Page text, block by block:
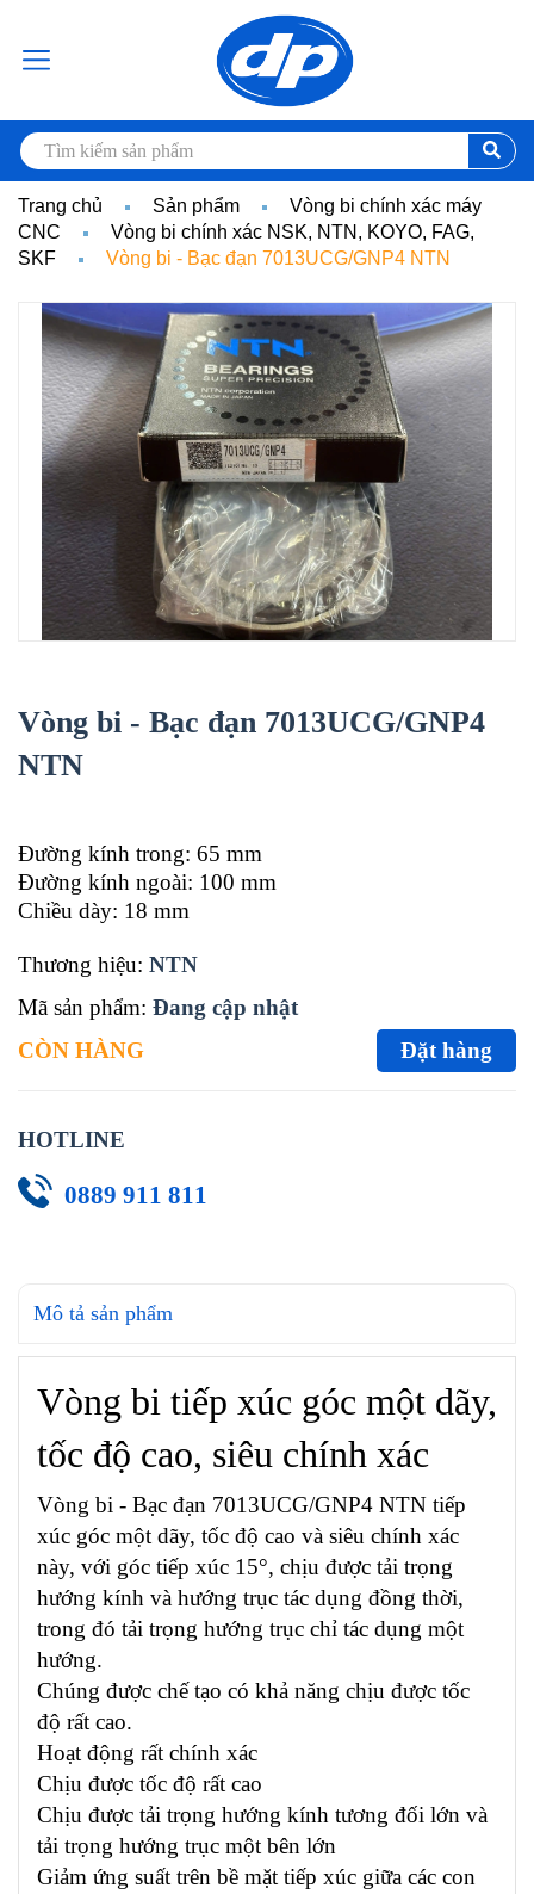
Trang chủ Sản phẩm
Vòng bi chính xác máy
CNC
Vòng bi chính xác NSK, NTN, KOYO, FAG,
SKF
Vòng bi - Bạc đạn 7013UCG/GNP4 NTN
Vòng bi - Bạc đạn 7013UCG/GNP4
NTN
Đường kính trong: 65 mm
Đường kính ngoài: 100 mm
Chiều dày: 18 mm
Thương hiệu: NTN
Mã sản phẩm: Đang cập nhật
CÒN HÀNG
Đặt hàng
HOTLINE
0889 911 811
Mô tả sản phẩm
Vòng bi tiếp xúc góc một dãy,
tốc độ cao, siêu chính xác
Vòng bi - Bạc đạn 7013UCG/GNP4 NTN tiếp
xúc góc một dãy, tốc độ cao và siêu chính xác
này, với góc tiếp xúc 15°, chịu được tải trọng
hướng kính và hướng trục tác dụng đồng thời,
trong đó tải trọng hướng trục chỉ tác dụng một
hướng.
Chúng được chế tạo có khả năng chịu được tốc
độ rất cao.
Hoạt động rất chính xác
Chịu được tốc độ rất cao
Chịu được tải trọng hướng kính tương đối lớn và
tải trọng hướng trục một bên lớn
Giảm ứng suất trên bề mặt tiếp xúc giữa các con